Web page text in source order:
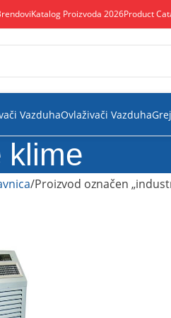
Katalog Proizvoda 2026Product
VazduhaOvlaživači Vazduha
klime
Proizvod označen